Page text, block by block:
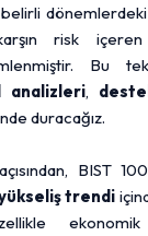
risk
Bu
analizleri,
duracağız.
BIST
trendi
ekonomik